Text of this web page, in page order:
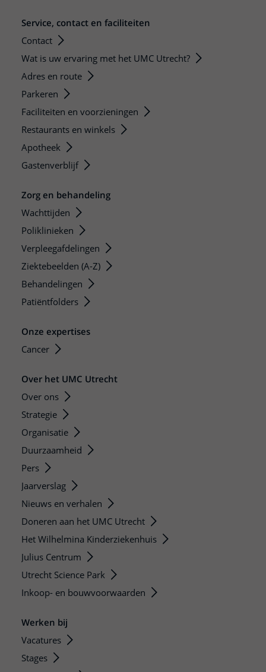
Service, contact en faciliteiten
Contact
Wat is uw ervaring met het UMC Utrecht?
Adres en route
Parkeren
Faciliteiten en voorzieningen
Restaurants en winkels
Apotheek
Gastenverblijf
Zorg en behandeling
Wachttijden
Poliklinieken
Verpleegafdelingen
Ziektebeelden (A-Z)
Behandelingen
Patiëntfolders
Onze expertises
Cancer
Over het UMC Utrecht
Over ons
Strategie
Organisatie
Duurzaamheid
Pers
Jaarverslag
Nieuws en verhalen
Doneren aan het UMC Utrecht
Het Wilhelmina Kinderziekenhuis
Julius Centrum
Utrecht Science Park
Inkoop- en bouwvoorwaarden
Werken bij
Vacatures
Stages